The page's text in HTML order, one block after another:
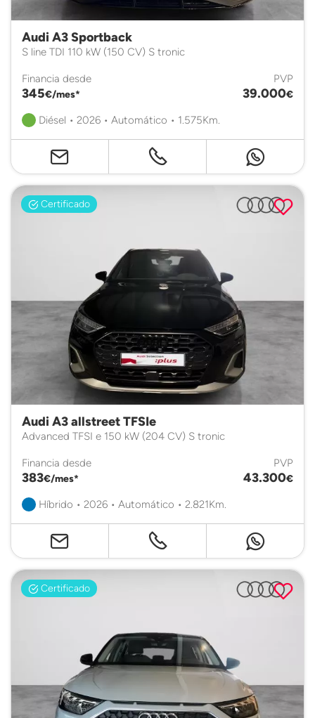
Audi A3 Sportback
S line TDI 110 kW (150 CV) S tronic
Financia desde
345€/mes*
PVP
39.000€
Diésel • 2026 • Automático • 1.575Km.
Certificado
Audi A3 allstreet TFSIe
Advanced TFSI e 150 kW (204 CV) S tronic
Financia desde
383€/mes*
PVP
43.300€
Híbrido • 2026 • Automático • 2.821Km.
Certificado